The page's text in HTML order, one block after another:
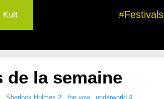
Kult #Festivals
de la semaine
, Sherlock Holmes 2, the vow, underworld 4